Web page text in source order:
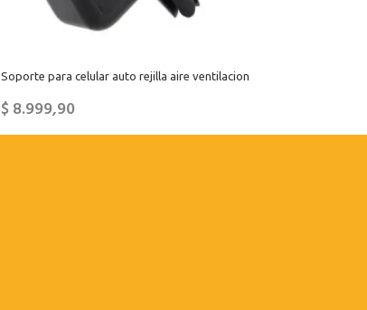
Soporte para celular auto rejilla aire ventilacion
$8.999,90